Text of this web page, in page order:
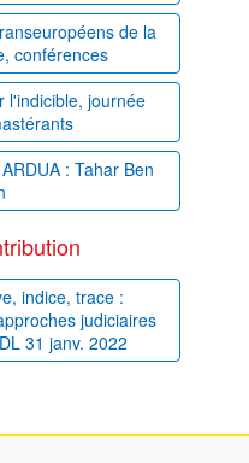
de la
conférences
l'indicible, journée
: Tahar Ben
indice, trace :
judiciaires
31 janv. 2022